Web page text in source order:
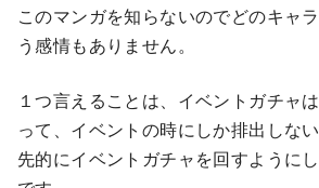
このマンガを知らないのでどのキャ
う感情もありません。
１つ言えることは、イベントガチャ
って、イベントの時にしか排出しな
先的にイベントガチャを回すように